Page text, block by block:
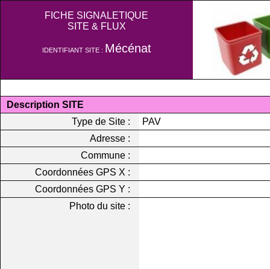
FICHE SIGNALETIQUE
SITE & FLUX
IDENTIFIANT SITE : Mécénat
Description SITE
Type de Site :
PAV
Adresse :
Commune :
Coordonnées GPS X :
Coordonnées GPS Y :
Photo du site :